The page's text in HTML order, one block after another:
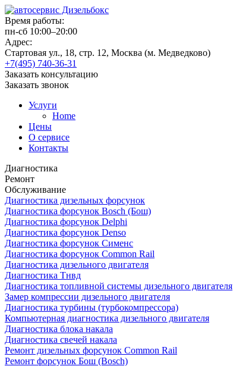
Время работы:
пн-сб 10:00–20:00
Адрес:
Стартовая ул., 18, стр. 12, Москва (м. Медведково)
+7(495) 740-36-31
Заказать консультацию
Заказать звонок
Услуги
Home
Цены
О сервисе
Контакты
Диагностика
Ремонт
Обслуживание
Диагностика дизельных форсунок
Диагностика форсунок Bosch (Бош)
Диагностика форсунок Delphi
Диагностика форсунок Denso
Диагностика форсунок Сименс
Диагностика форсунок Common Rail
Диагностика дизельного двигателя
Диагностика Тнвд
Диагностика топливной системы дизельного двигателя
Замер компрессии дизельного двигателя
Диагностика турбины (турбокомпрессора)
Компьютерная диагностика дизельного двигателя
Диагностика блока накала
Диагностика свечей накала
Ремонт дизельных форсунок Common Rail
Ремонт форсунок Бош (Bosch)